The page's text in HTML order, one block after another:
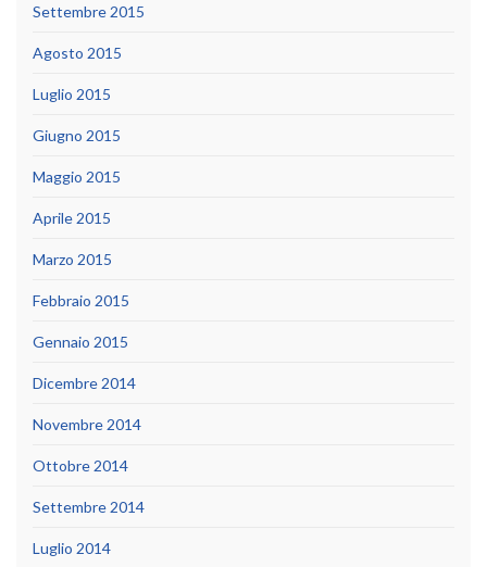
Settembre 2015
Agosto 2015
Luglio 2015
Giugno 2015
Maggio 2015
Aprile 2015
Marzo 2015
Febbraio 2015
Gennaio 2015
Dicembre 2014
Novembre 2014
Ottobre 2014
Settembre 2014
Luglio 2014